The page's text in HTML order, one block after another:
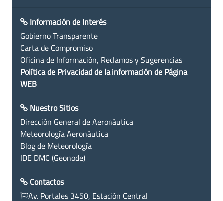
Información de Interés
Gobierno Transparente
Carta de Compromiso
Oficina de Información, Reclamos y Sugerencias
Política de Privacidad de la información de Página
WEB
Nuestro Sitios
Dirección General de Aeronáutica
Meteorología Aeronáutica
Blog de Meteorología
IDE DMC (Geonode)
Contactos
Av. Portales 3450, Estación Central